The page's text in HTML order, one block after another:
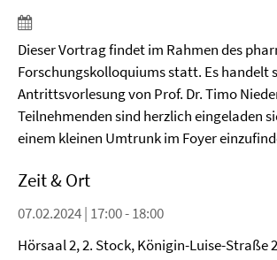
Dieser Vortrag findet im Rahmen des
Forschungskolloquiums statt. Es handelt
Antrittsvorlesung von Prof. Dr. Timo
Teilnehmenden sind herzlich eingeladen
einem kleinen Umtrunk im Foyer
Zeit & Ort
07.02.2024 | 17:00 - 18:00
Hörsaal 2, 2. Stock, Königin-Luise-Straße